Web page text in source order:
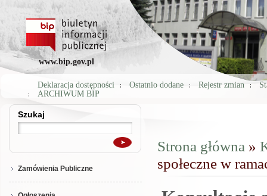
www.bip.gov.pl
Deklaracja dostępności Ostatnio dodane Rejestr zmian
ARCHIWUM BIP
Szukaj
Szukaj
Zamówienia Publiczne
Jesteś tutaj
Strona główna »
społeczne w